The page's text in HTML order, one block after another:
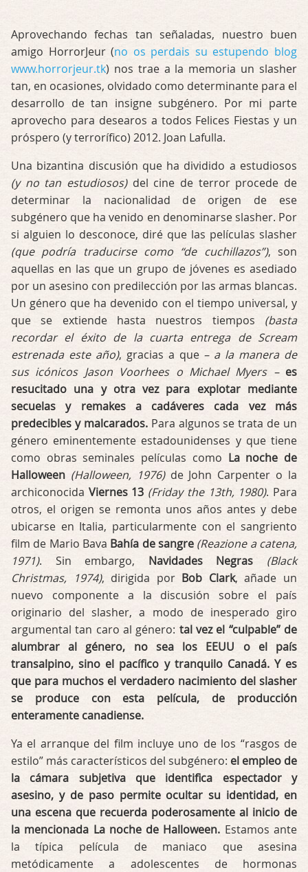
Aprovechando fechas tan señaladas, nuestro buen
amigo HorrorJeur (no os perdais su estupendo blog
www.horrorjeur.tk) nos trae a la memoria un slasher
tan, en ocasiones, olvidado como determinante para el
desarrollo de tan insigne subgénero. Por mi parte
aprovecho para desearos a todos Felices Fiestas y un
próspero (y terrorífico) 2012. Joan Lafulla.
Una bizantina discusión que ha dividido a estudiosos
(y no tan estudiosos)del cine de terror procede de
determinar la nacionalidad de origen de ese
subgénero que ha venido en denominarse slasher. Por
si alguien lo desconoce, diré que las películas slasher
(que podría traducirse como “de cuchillazos”), son
aquellas en las que un grupo de jóvenes es asediado
por un asesino con predilección por las armas blancas.
Un género que ha devenido con el tiempo universal, y
que se extiende hasta nuestros tiempos (basta
recordar el éxito de la cuarta entrega de Scream
estrenada este año), gracias a que – a la manera de
sus icónicos Jason Voorhees o Michael Myers – es
resucitado una y otra vez para explotar mediante
secuelas y remakes a cadáveres cada vez más
predecibles y malcarados.Para algunos se trata de un
género eminentemente estadounidenses y que tiene
como obras seminales películas como La noche de
Halloween (Halloween, 1976)de John Carpenter o la
archiconocida Viernes 13 (Friday the 13th, 1980). Para
otros, el origen se remonta unos años antes y debe
ubicarse en Italia, particularmente con el sangriento
film de Mario Bava Bahía de sangre (Reazione a catena,
1971). Sin embargo, Navidades Negras
(Black
Christmas, 1974), dirigida por Bob Clark, añade un
nuevo componente a la discusión sobre el país
originario del slasher, a modo de inesperado giro
argumental tan caro al género: tal vez el “culpable” de
alumbrar al género, no sea los EEUU o el país
transalpino, sino el pacífico y tranquilo Canadá. Y es
que para muchos el verdadero nacimiento del slasher
se produce con esta película, de producción
enteramente canadiense.
Ya el arranque del film incluye uno de los “rasgos de
estilo” más característicos del subgénero: el empleo de
la cámara subjetiva que identifica espectador y
asesino, y de paso permite ocultar su identidad, en
una escena que recuerda poderosamente al inicio de
la mencionada La noche de Halloween. Estamos ante
la típica película de maniaco que asesina
metódicamente a adolescentes de hormonas